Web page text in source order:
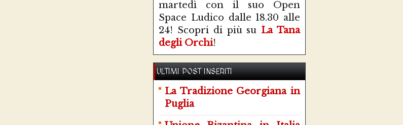
martedì con il suo Open
Space Ludico dalle 18.30 alle
24! Scopri di più su La Tana
degli Orchi!
ULTIMI POST INSERITI
La Tradizione Georgiana in
Puglia